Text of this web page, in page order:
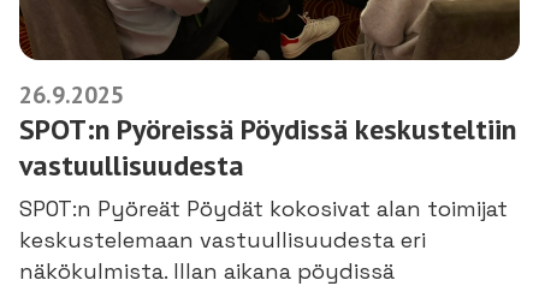
26.9.2025
SPOT:n Pyöreissä Pöydissä keskusteltiin
vastuullisuudesta
SPOT:n Pyöreät Pöydät kokosivat alan toimijat
keskustelemaan vastuullisuudesta eri
näkökulmista. Illan aikana pöydissä